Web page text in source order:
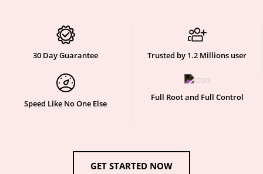
30 Day Guarantee Trusted by 1.2 Millions user
Speed Like No One Else
Full Root and Full Control
GET STARTED NOW